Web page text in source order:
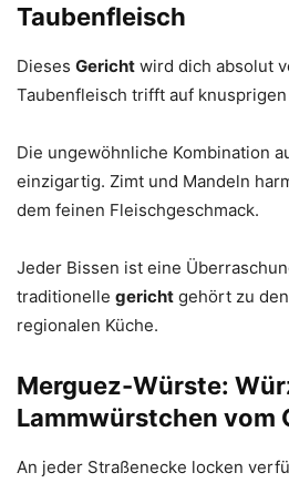
Taubenfleisch
Dieses Gericht wird dich absolut
Taubenfleisch trifft auf
Die ungewöhnliche Kombination
einzigartig. Zimt und Mandeln
dem feinen Fleischgeschmack.
Jeder Bissen ist eine
traditionelle gericht gehört zu den
regionalen Küche.
Merguez-Würste:
Lammwürstchen vom
An jeder Straßenecke locken